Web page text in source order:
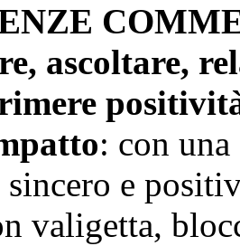
ascoltare,
: con
e
valigetta,